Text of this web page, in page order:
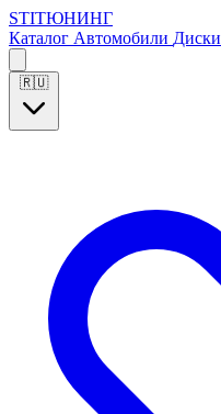
STIТЮНИНГ
Каталог Автомобили Диски
🇷🇺